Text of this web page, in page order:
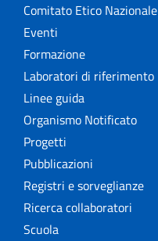
Comitato Etico Nazionale
Eventi
Formazione
Laboratori di riferimento
Linee guida
Organismo Notificato
Progetti
Pubblicazioni
Registri e sorveglianze
Ricerca collaboratori
Scuola